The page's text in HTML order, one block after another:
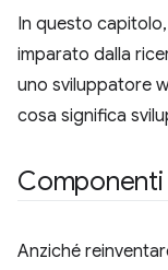
In questo
imparato dalla
uno sviluppatore
cosa significa
Componenti
Anziché